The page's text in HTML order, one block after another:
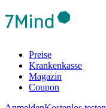
Preise
Krankenkasse
Magazin
Coupon